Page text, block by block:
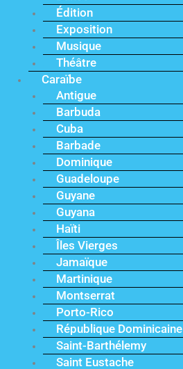
Édition
Exposition
Musique
Théâtre
Caraïbe
Antigue
Barbuda
Cuba
Barbade
Dominique
Guadeloupe
Guyane
Guyana
Haïti
Îles Vierges
Jamaïque
Martinique
Montserrat
Porto-Rico
République Dominicaine
Saint-Barthélemy
Saint Eustache